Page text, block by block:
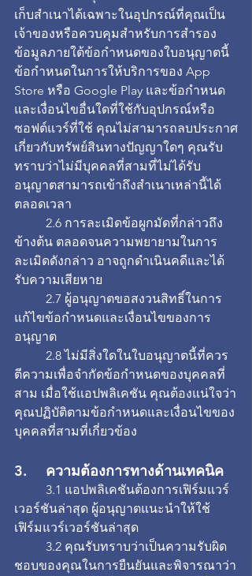
เก็บสำเนาได้เฉพาะในอุปกรณ์ที่คุณเป็น
เจ้าของหรือควบคุมสำหรับการสำรอง
ข้อมูลภายใต้ข้อกำหนดของใบอนุญาตนี้
ข้อกำหนดในการให้บริการของ App
Store หรือ Google Play และข้อกำหนด
และเงื่อนไขอื่นใดที่ใช้กับอุปกรณ์หรือ
ซอฟต์แวร์ที่ใช้ คุณไม่สามารถลบประกาศ
เกี่ยวกับทรัพย์สินทางปัญญาใดๆ คุณรับ
ทราบว่าไม่มีบุคคลที่สามที่ไม่ได้รับ
อนุญาตสามารถเข้าถึงสำเนาเหล่านี้ได้
ตลอดเวลา
ข้างต้น ตลอดจนความพยายามในการ
ละเมิดดังกล่าว อาจถูกดำเนินคดีและได้
รับความเสียหาย
แก้ไขข้อกำหนดและเงื่อนไขของการ
อนุญาต
ตีความเพื่อจำกัดข้อกำหนดของบุคคลที่
สาม เมื่อใช้แอปพลิเคชัน คุณต้องแน่ใจว่า
คุณปฏิบัติตามข้อกำหนดและเงื่อนไขของ
บุคคลที่สามที่เกี่ยวข้อง
3. 	ความต้องการทางด้านเทคนิค
เวอร์ชันล่าสุด ผู้อนุญาตแนะนำให้ใช้
เฟิร์มแวร์เวอร์ชันล่าสุด
ชอบของคุณในการยืนยันและพิจารณาว่า